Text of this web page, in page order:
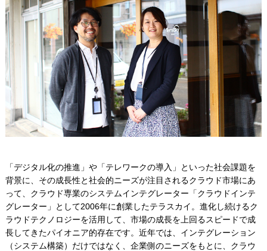
「デジタル化の推進」や「テレワークの導入」といった社会課題を
背景に、その成長性と社会的ニーズが注目されるクラウド市場にあ
って、クラウド専業のシステムインテグレーター「クラウドインテ
グレーター」として2006年に創業したテラスカイ。進化し続けるク
ラウドテクノロジーを活用して、市場の成長を上回るスピードで成
長してきたパイオニア的存在です。近年では、インテグレーション
（システム構築）だけではなく、企業側のニーズをもとに、クラウ